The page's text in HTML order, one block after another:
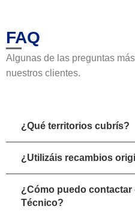
FAQ
Algunas de las preguntas
nuestros clientes.
¿Qué territorios cubrís?
¿Utilizáis recambios
¿Cómo puedo
Técnico?